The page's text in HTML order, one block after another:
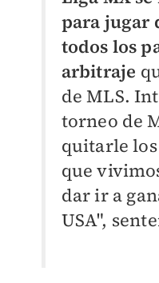
para jugar
todos los
arbitraje
de MLS.
torneo de
quitarle
que
dar ir a
USA",